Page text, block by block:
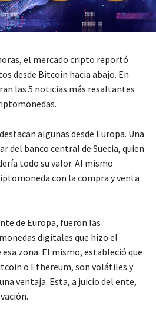
el mercado cripto reportó
desde Bitcoin hacia abajo. En
las 5 noticias más resaltantes
algunas desde Europa. Una
del banco central de Suecia, quien
todo su valor. Al mismo
con la compra y venta
de Europa, fueron las
digitales que hizo el
zona. El mismo, estableció que
o Ethereum, son volátiles y
ventaja. Esta, a juicio del ente,